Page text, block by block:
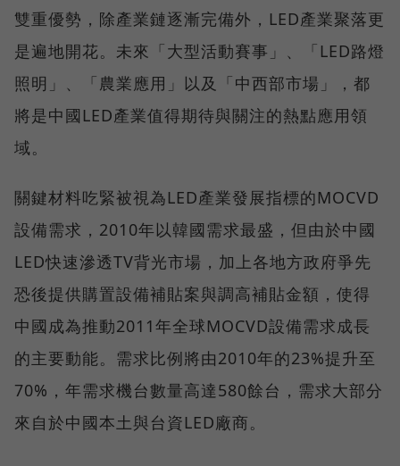
雙重優勢，除產業鏈逐漸完備外，LED產業聚落更
是遍地開花。未來「大型活動賽事」、「LED路燈
照明」、「農業應用」以及「中西部市場」，都
將是中國LED產業值得期待與關注的熱點應用領
域。
關鍵材料吃緊被視為LED產業發展指標的MOCVD
設備需求，2010年以韓國需求最盛，但由於中國
LED快速滲透TV背光市場，加上各地方政府爭先
恐後提供購置設備補貼案與調高補貼金額，使得
中國成為推動2011年全球MOCVD設備需求成長
的主要動能。需求比例將由2010年的23%提升至
70%，年需求機台數量高達580餘台，需求大部分
來自於中國本土與台資LED廠商。